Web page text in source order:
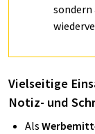
sondern
Vielseitige
Notiz- und
Als